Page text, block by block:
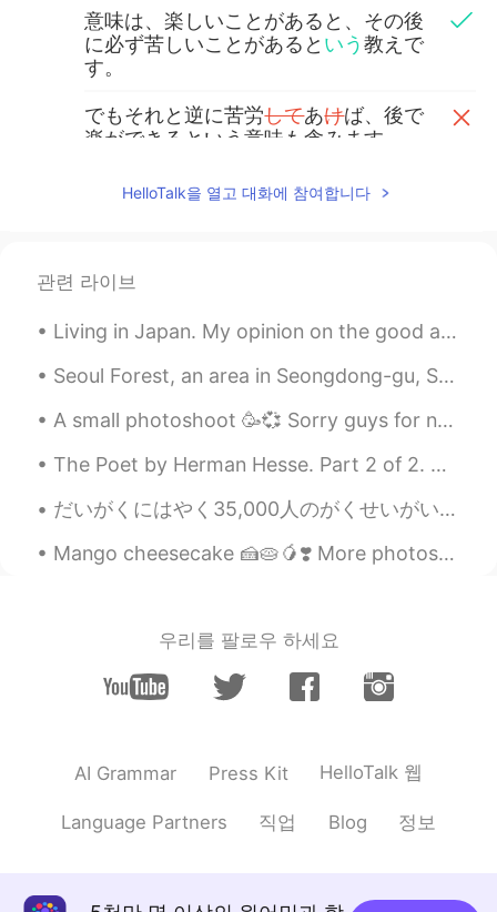
意味は、楽しいことがあると、その後
に必ず苦しいことがあると いう教えで
す。
でもそれと逆に苦労してあけば、後で
楽ができるという意味も含みます。
できるという意味も含みます。
JP KR
みんなで乗り越えていきましょう！
でもそれと逆に苦労してあ けば、後で
ます。
楽ができるという意味も含まれていま
残念ですが、また増えました。
HelloTalk을 열고 대화에 참여합니다
관련 라이브
Living in Japan. My opinion on the good and bad. Good 🙂 1. People are really nice here. One of th...
Seoul Forest, an area in Seongdong-gu, Seoul. Most of Seoul Forest is a large park, with various ...
A small photoshoot 🥳💞 Sorry guys for not answering any messages😭 I’ve been busy and today I am go...
The Poet by Herman Hesse. Part 2 of 2. The temples of the gods are mine also, and mine the ari...
だいがくにはやく35,000人のがくせいがいます。- The university (University of Colorado Boulder) has about 35,000 stude...
Mango cheesecake 🍰🥧🥭❣️ More photos of no bake mango cheesecake. It tastes delicious, I had a sl...
우리를 팔로우 하세요
AI Grammar Press Kit HelloTalk 웹
Language Partners 직업 Blog 정보